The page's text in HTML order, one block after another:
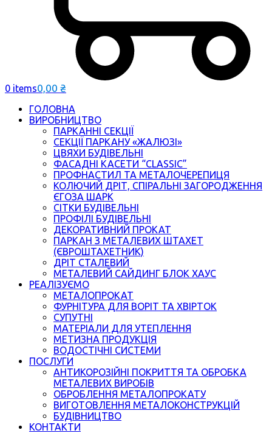
0 items0,00 ₴
ГОЛОВНА
ВИРОБНИЦТВО
ПАРКАННІ СЕКЦІЇ
СЕКЦІЇ ПАРКАНУ «ЖАЛЮЗІ»
ЦВЯХИ БУДІВЕЛЬНІ
ФАСАДНІ КАСЕТИ “CLASSIC”
ПРОФНАСТИЛ ТА МЕТАЛОЧЕРЕПИЦЯ
КОЛЮЧИЙ ДРІТ, СПІРАЛЬНІ ЗАГОРОДЖЕННЯ
ЄГОЗА ШАРК
СІТКИ БУДІВЕЛЬНІ
ПРОФІЛІ БУДІВЕЛЬНІ
ДЕКОРАТИВНИЙ ПРОКАТ
ПАРКАН З МЕТАЛЕВИХ ШТАХЕТ
(ЄВРОШТАХЕТНИК)
ДРІТ СТАЛЕВИЙ
МЕТАЛЕВИЙ САЙДИНГ БЛОК ХАУС
РЕАЛІЗУЄМО
МЕТАЛОПРОКАТ
ФУРНІТУРА ДЛЯ ВОРІТ ТА ХВІРТОК
СУПУТНІ
МАТЕРІАЛИ ДЛЯ УТЕПЛЕННЯ
МЕТИЗНА ПРОДУКЦІЯ
ВОДОСТІЧНІ СИСТЕМИ
ПОСЛУГИ
АНТИКОРОЗІЙНІ ПОКРИТТЯ ТА ОБРОБКА
МЕТАЛЕВИХ ВИРОБІВ
ОБРОБЛЕННЯ МЕТАЛОПРОКАТУ
ВИГОТОВЛЕННЯ МЕТАЛОКОНСТРУКЦІЙ
БУДІВНИЦТВО
КОНТАКТИ